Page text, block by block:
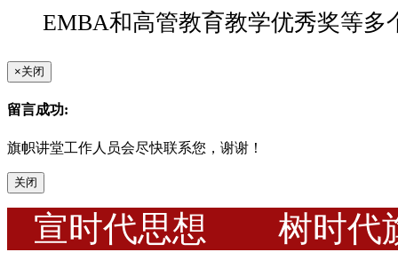
EMBA和高管教育教学优秀奖等多
×关闭
留言成功:
旗帜讲堂工作人员会尽快联系您，谢谢！
关闭
宣时代思想 树时代